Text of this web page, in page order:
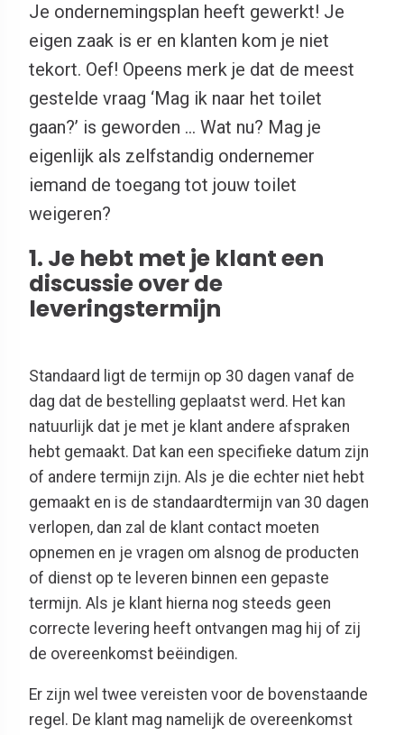
Je ondernemingsplan heeft gewerkt! Je
eigen zaak is er en klanten kom je niet
tekort. Oef! Opeens merk je dat de meest
gestelde vraag ‘Mag ik naar het toilet
gaan?’ is geworden … Wat nu? Mag je
eigenlijk als zelfstandig ondernemer
iemand de toegang tot jouw toilet
weigeren?
1. Je hebt met je klant een
discussie over de
leveringstermijn
Standaard ligt de termijn op 30 dagen vanaf de
dag dat de bestelling geplaatst werd. Het kan
natuurlijk dat je met je klant andere afspraken
hebt gemaakt. Dat kan een specifieke datum zijn
of andere termijn zijn. Als je die echter niet hebt
gemaakt en is de standaardtermijn van 30 dagen
verlopen, dan zal de klant contact moeten
opnemen en je vragen om alsnog de producten
of dienst op te leveren binnen een gepaste
termijn. Als je klant hierna nog steeds geen
correcte levering heeft ontvangen mag hij of zij
de overeenkomst beëindigen.
Er zijn wel twee vereisten voor de bovenstaande
regel. De klant mag namelijk de overeenkomst